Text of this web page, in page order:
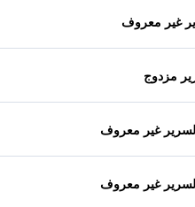
غير معروف